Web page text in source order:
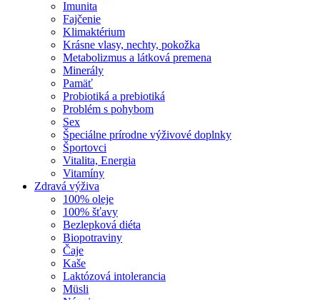
Imunita
Fajčenie
Klimaktérium
Krásne vlasy, nechty, pokožka
Metabolizmus a látková premena
Minerály
Pamäť
Probiotiká a prebiotiká
Problém s pohybom
Sex
Špeciálne prírodne výživové doplnky
Športovci
Vitalita, Energia
Vitamíny
Zdravá výživa
100% oleje
100% šťavy
Bezlepková diéta
Biopotraviny
Čaje
Kaše
Laktózová intolerancia
Müsli